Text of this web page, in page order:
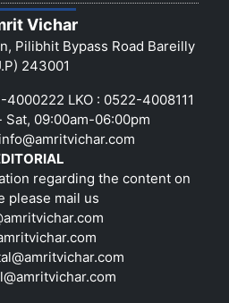
Vichar
Pilibhit Bypass Road Bareilly
243001
4000222 LKO : 0522-4008111
09:00am-06:00pm
info@amritvichar.com
regarding the content on
please mail us